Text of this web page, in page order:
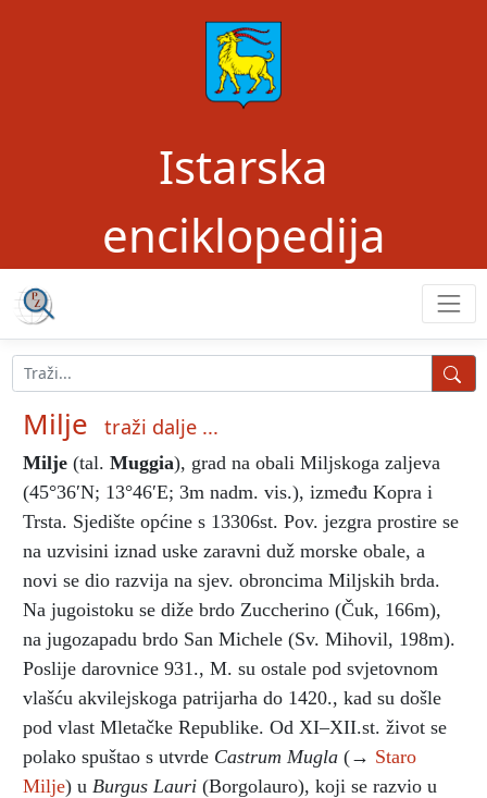
Istarska
enciklopedija
Milje traži dalje ...
Milje (tal. Muggia), grad na obali Miljskoga zaljeva
(45°36′N; 13°46′E; 3m nadm. vis.), između Kopra i
Trsta. Sjedište općine s 13306st. Pov. jezgra prostire se
na uzvisini iznad uske zaravni duž morske obale, a
novi se dio razvija na sjev. obroncima Miljskih brda.
Na jugoistoku se diže brdo Zuccherino (Čuk, 166m),
na jugozapadu brdo San Michele (Sv. Mihovil, 198m).
Poslije darovnice 931., M. su ostale pod svjetovnom
vlašću akvilejskoga patrijarha do 1420., kad su došle
pod vlast Mletačke Republike. Od XI–XII.st. život se
polako spuštao s utvrde Castrum Mugla (→ Staro
Milje) u Burgus Lauri (Borgolauro), koji se razvio u